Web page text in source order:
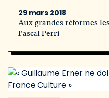
29 mars 2018
Aux grandes réformes
Pascal Perri